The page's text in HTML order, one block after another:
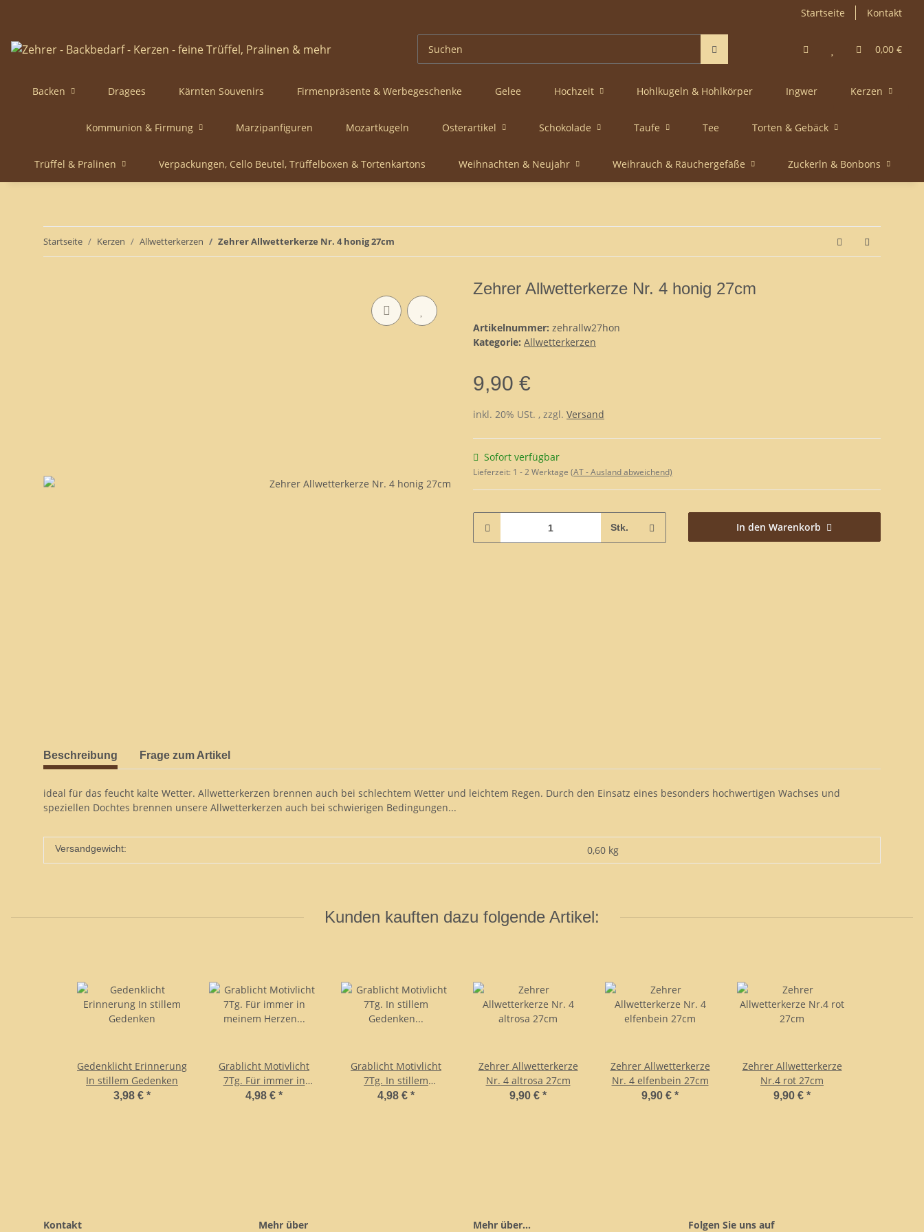
Startseite Kontakt
0,00 €
Backen Dragees Kärnten Souvenirs Firmenpräsente & Werbegeschenke Gelee Hochzeit Hohlkugeln & Hohlkörper Ingwer Kerzen
Kommunion & Firmung Marzipanfiguren Mozartkugeln Osterartikel Schokolade Taufe Tee Torten & Gebäck
Trüffel & Pralinen Verpackungen, Cello Beutel, Trüffelboxen & Tortenkartons Weihnachten & Neujahr Weihrauch & Räuchergefäße Zuckerln & Bonbons
Startseite Kerzen Allwetterkerzen Zehrer Allwetterkerze Nr. 4 honig 27cm
Zehrer Allwetterkerze Nr. 4 honig 27cm
Artikelnummer: zehrallw27hon
Kategorie: Allwetterkerzen
9,90 €
inkl. 20% USt. , zzgl. Versand
Sofort verfügbar
Lieferzeit: 1 - 2 Werktage (AT - Ausland abweichend)
Stk. In den Warenkorb
Beschreibung Frage zum Artikel
ideal für das feucht kalte Wetter. Allwetterkerzen brennen auch bei schlechtem Wetter und leichtem Regen. Durch den Einsatz eines besonders hochwertigen Wachses und
speziellen Dochtes brennen unsere Allwetterkerzen auch bei schwierigen Bedingungen...
Versandgewicht: 0,60 kg
Kunden kauften dazu folgende Artikel:
Gedenklicht Erinnerung
In stillem Gedenken
3,98 € *
Grablicht Motivlicht
7Tg. Für immer in
meinem Herzen
4,98 € *
Grablicht Motivlicht
7Tg. In stillem
Gedenken "Platin"
4,98 € *
Zehrer Allwetterkerze
Nr. 4 altrosa 27cm
9,90 € *
Zehrer Allwetterkerze
Nr. 4 elfenbein 27cm
9,90 € *
Zehrer Allwetterkerze
Nr.4 rot 27cm
9,90 € *
Kontakt Mehr über Mehr über... Folgen Sie uns auf